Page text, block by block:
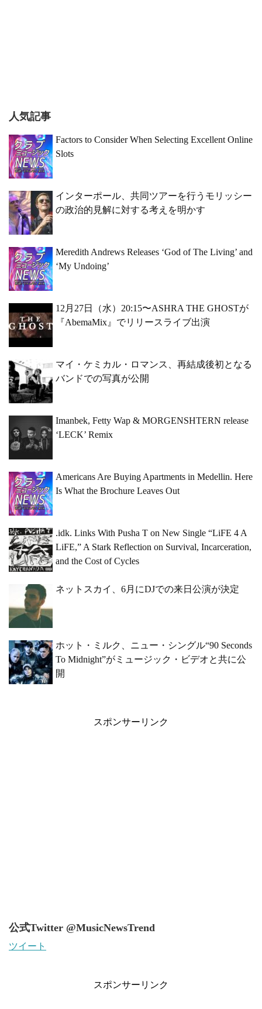
人気記事
Factors to Consider When Selecting Excellent Online
Slots
インターポール、共同ツアーを行うモリッシー
の政治的見解に対する考えを明かす
Meredith Andrews Releases ‘God of The Living’ and
‘My Undoing’
12月27日（水）20:15〜ASHRA THE GHOSTが
『AbemaMix』でリリースライブ出演
マイ・ケミカル・ロマンス、再結成後初となる
バンドでの写真が公開
Imanbek, Fetty Wap & MORGENSHTERN release
‘LECK’ Remix
Americans Are Buying Apartments in Medellin. Here
Is What the Brochure Leaves Out
.idk. Links With Pusha T on New Single “LiFE 4 A
LiFE,” A Stark Reflection on Survival, Incarceration,
and the Cost of Cycles
ネットスカイ、6月にDJでの来日公演が決定
ホット・ミルク、ニュー・シングル“90 Seconds
To Midnight”がミュージック・ビデオと共に公
開
スポンサーリンク
公式Twitter @MusicNewsTrend
ツイート
スポンサーリンク